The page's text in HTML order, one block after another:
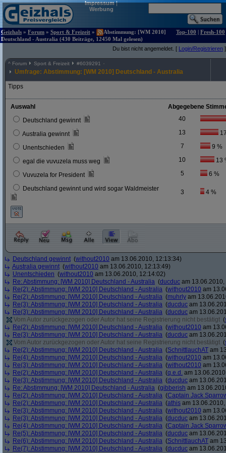
Impressum|
Werbung
Geizhals » Forum » Sport & Freizeit »
Abstimmung: [WM 2010]
Deutschland - Australia (430 Beiträge, 12450 Mal gelesen)
Top-100 | Fresh-100
Du bist nicht angemeldet. [ Login/Registrieren ]
^ Forum Sport & Freizeit #6039291
Umfrage: Abstimmung: [WM 2010] Deutschland - Australia
Tipps
Auswahl
Abgegebene
Deutschland gewinnt
40
Australia gewinnt 13
Unentschieden 7 9 %
egal die vuvuzela muss weg 10 13
Vuvuzela for President 5 6 %
Deutschland gewinnt und wird sogar Waldmeister 3 4 %
Deutschland gewinnt (without2010 am 13.06.2010, 12:13:34)
Australia gewinnt (without2010 am 13.06.2010, 12:13:49)
Unentschieden (without2010 am 13.06.2010, 12:14:02)
Re: Abstimmung: [WM 2010] Deutschland - Australia (ducduc am
Re(2): Abstimmung: [WM 2010] Deutschland - Australia (without2010 am
Re(2): Abstimmung: [WM 2010] Deutschland - Australia (muhrly am
Re(3): Abstimmung: [WM 2010] Deutschland - Australia (ducduc am
Re(3): Abstimmung: [WM 2010] Deutschland - Australia (ducduc am
Vom Autor zurückgezogen oder Autor hat seine Registrierung nicht bestätigt (
Re(2): Abstimmung: [WM 2010] Deutschland - Australia (without2010 am
Re(3): Abstimmung: [WM 2010] Deutschland - Australia (ducduc am
Vom Autor zurückgezogen oder Autor hat seine Registrierung nicht bestätigt (
Re(2): Abstimmung: [WM 2010] Deutschland - Australia (SchnittlauchAT am
Re(4): Abstimmung: [WM 2010] Deutschland - Australia (without2010 am
Re(3): Abstimmung: [WM 2010] Deutschland - Australia (without2010 am
Re(2): Abstimmung: [WM 2010] Deutschland - Australia (q.e.d. am
Re(3): Abstimmung: [WM 2010] Deutschland - Australia (ducduc am
Re: Abstimmung: [WM 2010] Deutschland - Australia (gibberish am
Re(2): Abstimmung: [WM 2010] Deutschland - Australia (Captain Jack
Re(2): Abstimmung: [WM 2010] Deutschland - Australia (athis am
Re(3): Abstimmung: [WM 2010] Deutschland - Australia (without2010 am
Re(3): Abstimmung: [WM 2010] Deutschland - Australia (ducduc am
Re(4): Abstimmung: [WM 2010] Deutschland - Australia (Captain Jack
Re(5): Abstimmung: [WM 2010] Deutschland - Australia (ducduc am
Re(6): Abstimmung: [WM 2010] Deutschland - Australia (SchnittlauchAT am
Re(7): Abstimmung: [WM 2010] Deutschland - Australia (ducduc am